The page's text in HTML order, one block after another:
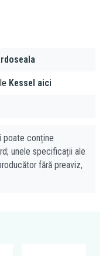
Kessel aici
poate conține
unele specificații ale
fără preaviz,